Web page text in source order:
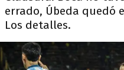
errado, Úbeda quedó
Los detalles.